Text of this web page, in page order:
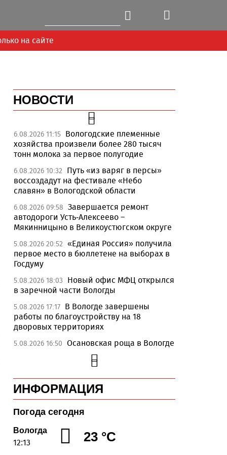
на сайте
НОВОСТИ
6.08.2026 11:15 Вологодские племенные
хозяйства произвели более 280 тысяч
тонн молока за первое полугодие
6.08.2026 10:32
Путь «из варяг в персы»
воссоздадут на фестивале «Небо
славян» в Вологодской области
6.08.2026 09:58 Завершается ремонт
автодороги Усть-Алексеево –
Мякинницыно в Великоустюгском округе
5.08.2026 20:52 «Единая Россия» получила
первое место в бюллетене на выборах в
Госдуму
5.08.2026 18:03
Новый офис МФЦ открылся
в заречной части Вологды
5.08.2026 17:17 В Вологде завершены
работы по благоустройству на 18
дворовых территориях
5.08.2026 16:50 Осановская роща в Вологде
стала современным парком с
«есенинской» душой
5.08.2026 16:41 Почти 13,5 тысячи человек
пострадали от клещей в Вологодской
области с начала сезона
5.08.2026 16:02
Георгий Филимонов: Мы
создаем новую архитектуру
строительного рынка в области
ИНФОРМАЦИЯ
Погода сегодня
Вологда
12:13 23 °C